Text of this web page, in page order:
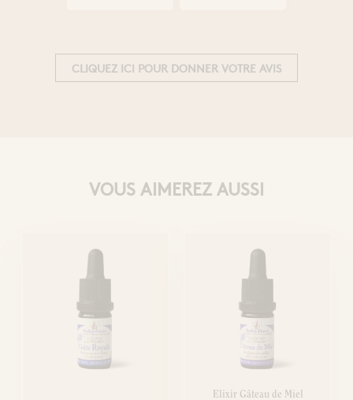
CLIQUEZ ICI POUR DONNER VOTRE AVIS
VOUS AIMEREZ AUSSI
Elixir Gâteau de Miel